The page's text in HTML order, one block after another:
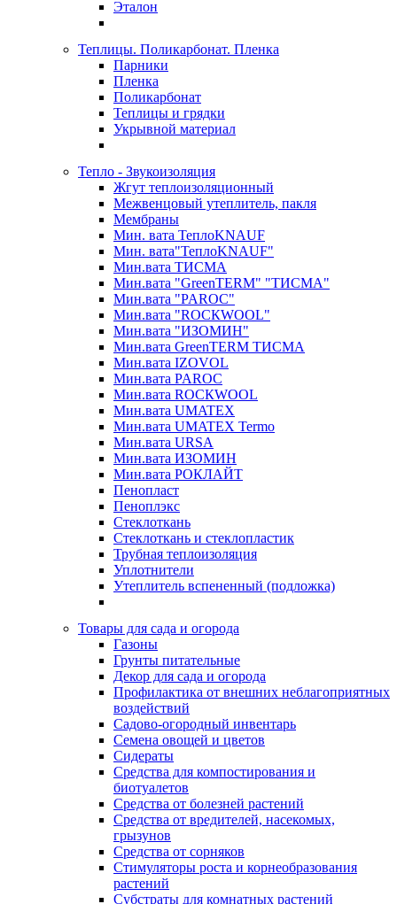
Эталон
Теплицы. Поликарбонат. Пленка
Парники
Пленка
Поликарбонат
Теплицы и грядки
Укрывной материал
Тепло - Звукоизоляция
Жгут теплоизоляционный
Межвенцовый утеплитель, пакля
Мембраны
Мин. вата ТеплоKNAUF
Мин. вата"ТеплоKNAUF"
Мин.вата ТИСМА
Мин.вата "GreenTERM" "ТИСМА"
Мин.вата "PAROC"
Мин.вата "ROCКWOOL"
Мин.вата "ИЗОМИН"
Мин.вата GreenTERM ТИСМА
Мин.вата IZOVOL
Мин.вата PAROC
Мин.вата ROCКWOOL
Мин.вата UMATEX
Мин.вата UMATEX Termo
Мин.вата URSA
Мин.вата ИЗОМИН
Мин.вата РОКЛАЙТ
Пенопласт
Пеноплэкс
Стеклоткань
Стеклоткань и стеклопластик
Трубная теплоизоляция
Уплотнители
Утеплитель вспененный (подложка)
Товары для сада и огорода
Газоны
Грунты питательные
Декор для сада и огорода
Профилактика от внешних неблагоприятных
воздействий
Садово-огородный инвентарь
Семена овощей и цветов
Сидераты
Средства для компостирования и
биотуалетов
Средства от болезней растений
Средства от вредителей, насекомых,
грызунов
Средства от сорняков
Стимуляторы роста и корнеобразования
растений
Субстраты для комнатных растений